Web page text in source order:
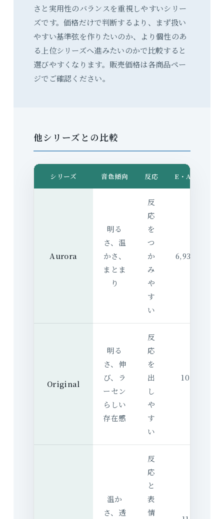
さと実用性のバランスを重視しやすいシリー
ズです。価格だけで判断するより、まず扱い
やすい基準弦を作りたいのか、より個性のあ
る上位シリーズへ進みたいのかで比較すると
選びやすくなります。販売価格は各商品ペー
ジでご確認ください。
他シリーズとの比較
シリーズ 音色傾向 反応 E・A・D・G
Aurora
明る
さ、温
かさ、
まとま
り
反
応
を
つ
か
み
や
す
い
6,930 円（税
Original
明る
さ、伸
び、ラ
ーセン
らしい
存在感
反
応
を
出
し
や
す
い
10,725 円
温か
さ、透
反
応
と
表
情